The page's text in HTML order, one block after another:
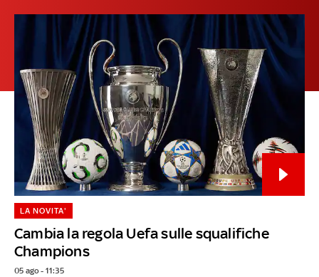
Cambia la regola Uefa sulle squalifiche
Champions
LA NOVITA'
05 ago - 11:35